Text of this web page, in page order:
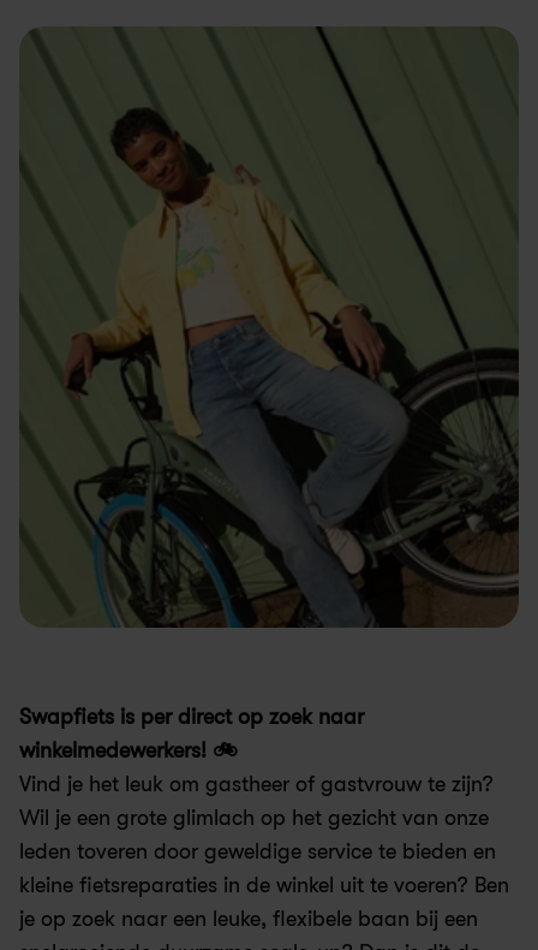
Swapfiets is per direct op zoek naar
winkelmedewerkers! 🚲
Vind je het leuk om gastheer of gastvrouw te zijn?
Wil je een grote glimlach op het gezicht van onze
leden toveren door geweldige service te bieden en
kleine fietsreparaties in de winkel uit te voeren? Ben
je op zoek naar een leuke, flexibele baan bij een